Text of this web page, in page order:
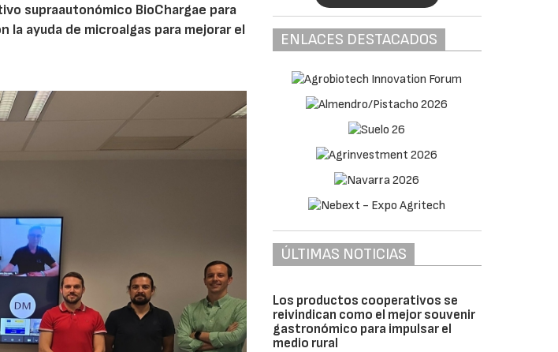
supraautonómico BioChargae para
ayuda de microalgas para mejorar el
ENLACES DESTACADOS
ÚLTIMAS NOTICIAS
Los productos cooperativos se
reivindican como el mejor souvenir
gastronómico para impulsar el
medio rural